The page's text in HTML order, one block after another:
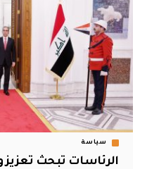
سياسة
الرئاسات تبحث